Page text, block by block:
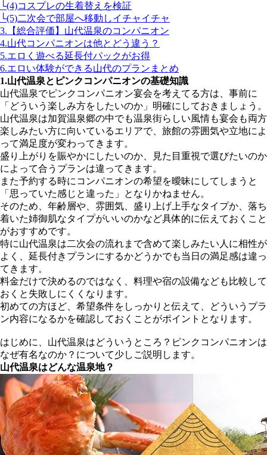
└(4)コスプレの生着替えを検証
└(5)二次会で部屋へ移動しイチャイチャ
3.【総合評価】山代温泉のコンパニオン
4.山代コンパニオンは他とどう違う？
5.エロく遊べる延長付パックがお得
6.エロい体験ができる山代のプランまとめ
1.山代温泉とピンクコンパニオンの基礎知識
山代温泉でピンクコンパニオン宴会を考えてる方は、事前に
「どういう楽しみ方をしたいのか」明確にしておきましょう。
山代温泉は加賀温泉郷の中でも温泉街らしい風情も宴会も両方
楽しみたい方に向いているエリアで、旅館の雰囲気や立地によ
って満足度が変わってきます。
盛り上がりを賑やかにしたいのか、見た目重視で選びたいのか
によって合うプランは違ってきます。
また予約する時にコンパニオンの希望を曖昧にしてしまうと
「思っていた感じと違った」となりかねません。
そのため、年齢層や、雰囲気、盛り上げ上手なタイプか、落ち
着いた姉御肌なタイプがいいのかなど具体的に伝えておくこと
がおすすめです。
特に山代温泉は二次会の流れまで含めて楽しみたい人に相性が
よく、延長付きプランにするかどうかでも当日の満足感は違っ
てきます。
料金だけで決めるのではなく、料理や宿の設備なども比較して
おくと失敗しにくくなります。
初めての方ほど、希望条件をしっかりと伝えて、どういうプラ
ン内容になるかを確認しておくことがポイントとなります。
はじめに、山代温泉はどういうところ？ピンクコンパニオンは
なぜ有名なのか？について少しご説明します。
山代温泉はどんな温泉地？